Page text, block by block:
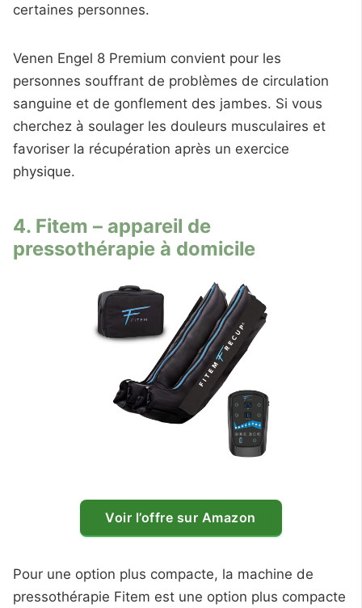
certaines personnes.
Venen Engel 8 Premium convient pour les
personnes souffrant de problèmes de circulation
sanguine et de gonflement des jambes. Si vous
cherchez à soulager les douleurs musculaires et
favoriser la récupération après un exercice
physique.
4. Fitem – appareil de
pressothérapie à domicile
Voir l’offre sur Amazon
Pour une option plus compacte, la machine de
pressothérapie Fitem est une option plus compacte